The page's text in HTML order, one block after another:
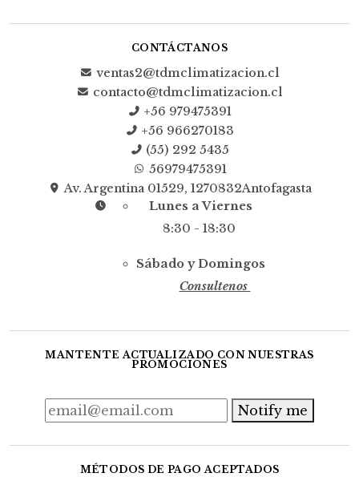
CONTÁCTANOS
ventas2@tdmclimatizacion.cl
contacto@tdmclimatizacion.cl
+56 979475391
+56 966270183
(55) 292 5435
56979475391
Av. Argentina 01529, 1270832Antofagasta
Lunes a Viernes
8:30 - 18:30
Sábado y Domingos
Consultenos
MANTENTE ACTUALIZADO CON NUESTRAS
PROMOCIONES
Notify me
MÉTODOS DE PAGO ACEPTADOS